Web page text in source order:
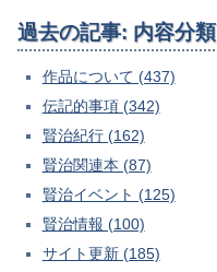
過去の記事: 内容分類
作品について (437)
伝記的事項 (342)
賢治紀行 (162)
賢治関連本 (87)
賢治イベント (125)
賢治情報 (100)
サイト更新 (185)